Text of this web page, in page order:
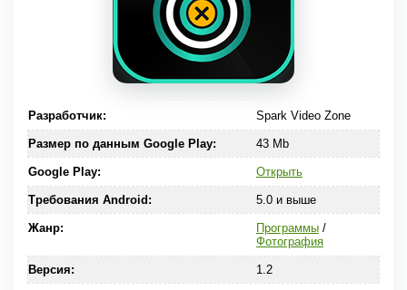
Разработчик: Spark Video Zone
Размер по данным Google Play: 43 Mb
Google Play: Открыть
Требования Android: 5.0 и выше
Жанр: Программы/
Фотография
Версия: 1.2